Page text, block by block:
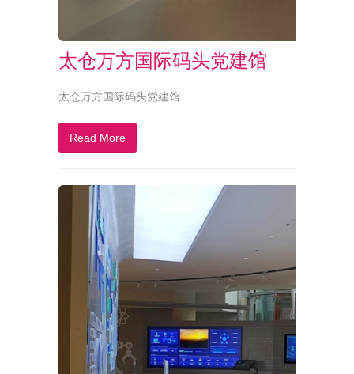
太仓万方国际码头党建馆
太仓万方国际码头党建馆
Read More